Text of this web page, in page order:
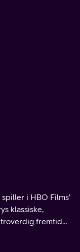
spiller i HBO Films'
klassiske,
fremtid